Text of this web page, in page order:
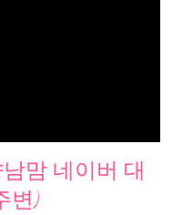
맘 네이버 대
변)